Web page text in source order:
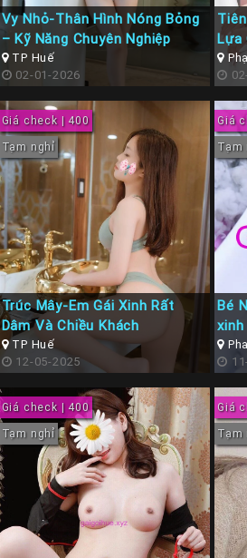
Vy Nhỏ-Thân Hình Nóng Bỏng
– Kỹ Năng Chuyên Nghiệp
TP Huế
02-01-2026
Lựa
Giá check | 400
Tạm nghỉ
Trúc Mây-Em Gái Xinh Rất
Dâm Và Chiều Khách
TP Huế
12-05-2025
Giá
Tạm
Bé
Giá check | 400
Tạm nghỉ
Giá
Tạm